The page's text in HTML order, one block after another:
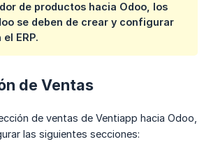
de productos hacia Odoo, los
se deben de crear y configurar
ERP.
de Ventas
de ventas de Ventiapp hacia Odoo,
las siguientes secciones: